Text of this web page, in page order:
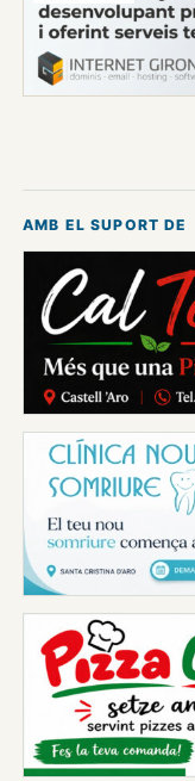
AMB EL SUPORT DE